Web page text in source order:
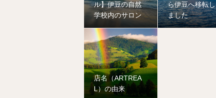
ル】伊豆の自然
学校内のサロン
ら伊豆へ移転し
ました
店名（ARTREA
L）の由来